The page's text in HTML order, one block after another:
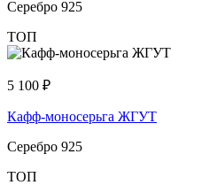
Серебро 925
ТОП
5 100 ₽
Кафф-моносерьга ЖГУТ
Серебро 925
ТОП